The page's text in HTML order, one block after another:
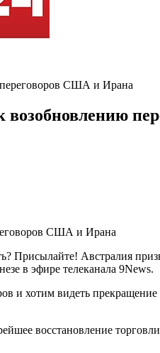
США и Ирана
возобновлению
Присылайте! Австралия
в эфире телеканала 9News.
и хотим видеть
восстановление